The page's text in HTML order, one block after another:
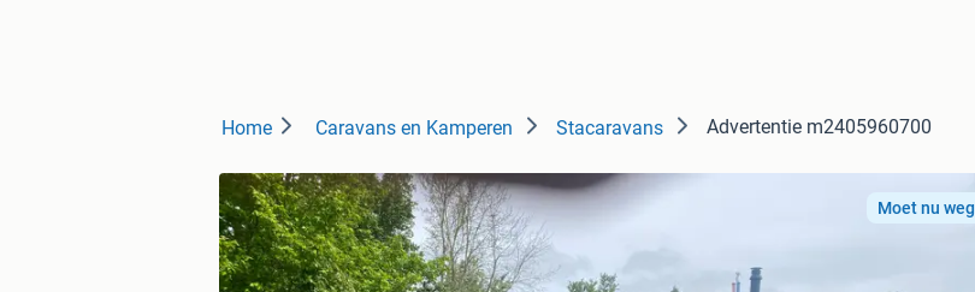
Home Caravans en Kamperen Stacaravans Advertentie m2405960700
Moet nu weg